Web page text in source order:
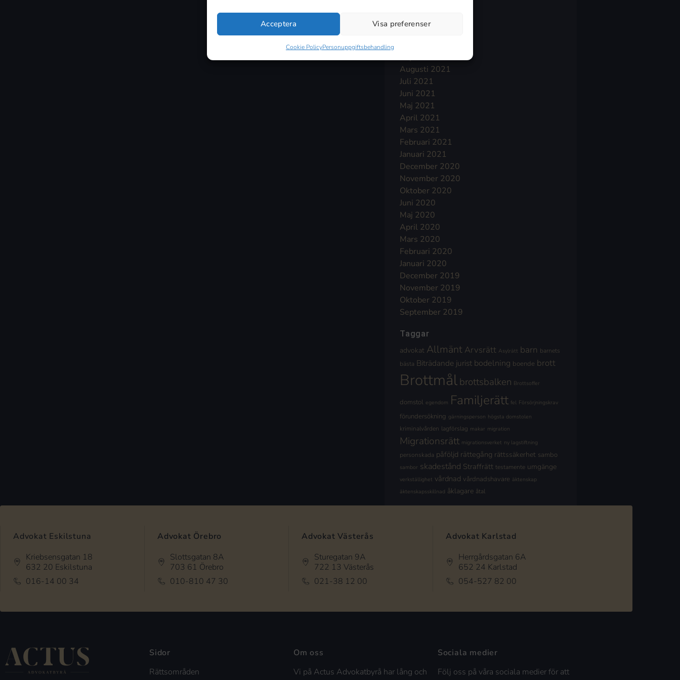
Acceptera Visa preferenser
Cookie PolicyPersonuppgiftsbehandling
December 2021
Augusti 2021
Juli 2021
Juni 2021
Maj 2021
April 2021
Mars 2021
Februari 2021
Januari 2021
December 2020
November 2020
Oktober 2020
Juni 2020
Maj 2020
April 2020
Mars 2020
Februari 2020
Januari 2020
December 2019
November 2019
Oktober 2019
September 2019
Taggar
advokat Allmänt Arvsrätt Asylrätt barn barnets
bästa Biträdande jurist bodelning boende brott
Brottmålbrottsbalken Brottsoffer
domstol egendom Familjerätt fel Försörjningskrav
förundersökning gärningsperson högsta domstolen
kriminalvården lagförslag makar migration
Migrationsrätt migrationsverket ny lagstiftning
personskada påföljd rättegång rättssäkerhet sambo
sambor skadestånd Straffrätt testamente umgänge
verkställighet vårdnad vårdnadshavare äktenskap
äktenskapsskillnad åklagare åtal
Advokat Eskilstuna
Kriebsensgatan 18
632 20 Eskilstuna
016-14 00 34
Advokat Örebro
Slottsgatan 8A
703 61 Örebro
010-810 47 30
Advokat Västerås
Sturegatan 9A
722 13 Västerås
021-38 12 00
Advokat Karlstad
Herrgårdsgatan 6A
652 24 Karlstad
054-527 82 00
Sidor
Rättsområden
Om oss
Vi på Actus Advokatbyrå har lång och
Sociala medier
Följ oss på våra sociala medier för att